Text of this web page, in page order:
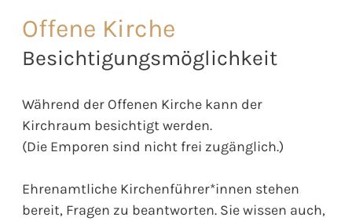
Offene Kirche
Besichtigungsmöglichkeit
Während der Offenen Kirche kann der
Kirchraum besichtigt werden.
(Die Emporen sind nicht frei zugänglich.)
Ehrenamtliche Kirchenführer*innen stehen
bereit, Fragen zu beantworten. Sie wissen auch,